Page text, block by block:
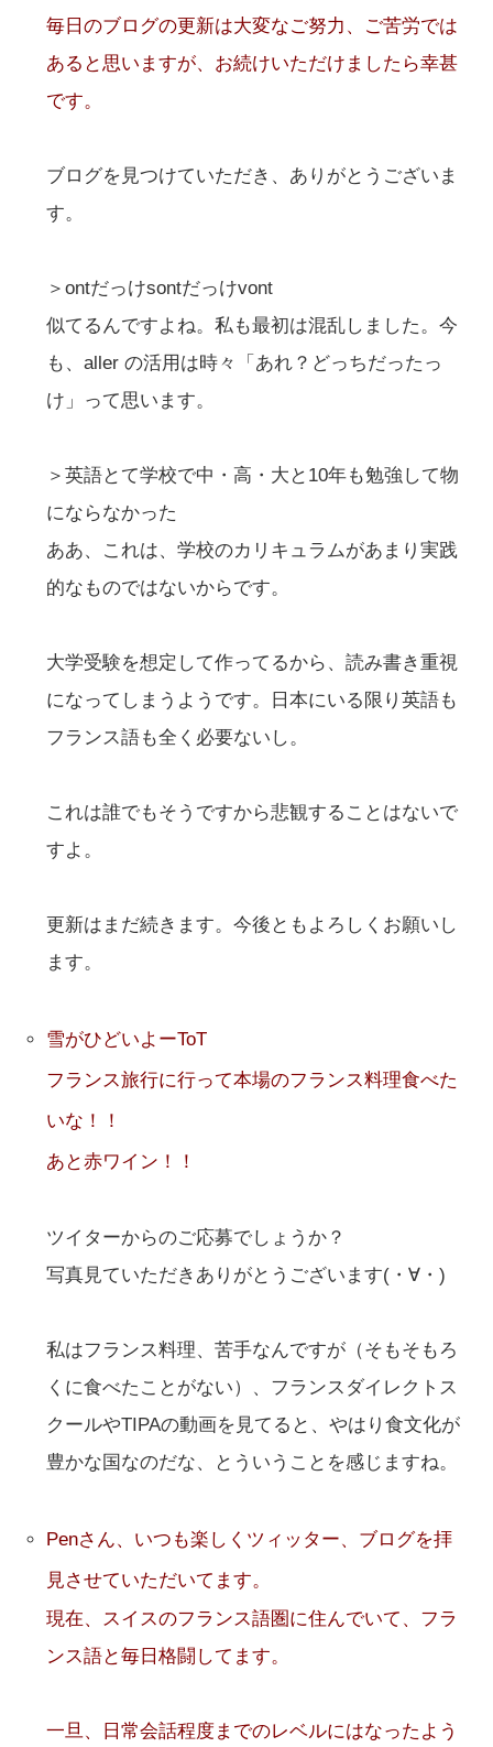
毎日のブログの更新は大変なご努力、ご苦労では
あると思いますが、お続けいただけましたら幸甚
です。
ブログを見つけていただき、ありがとうございま
す。
＞ontだっけsontだっけvont
似てるんですよね。私も最初は混乱しました。今
も、aller の活用は時々「あれ？どっちだったっ
け」って思います。
＞英語とて学校で中・高・大と10年も勉強して物
にならなかった
ああ、これは、学校のカリキュラムがあまり実践
的なものではないからです。
大学受験を想定して作ってるから、読み書き重視
になってしまうようです。日本にいる限り英語も
フランス語も全く必要ないし。
これは誰でもそうですから悲観することはないで
すよ。
更新はまだ続きます。今後ともよろしくお願いし
ます。
雪がひどいよーToT
フランス旅行に行って本場のフランス料理食べた
いな！！
あと赤ワイン！！
ツイターからのご応募でしょうか？
写真見ていただきありがとうございます(・∀・)
私はフランス料理、苦手なんですが（そもそもろ
くに食べたことがない）、フランスダイレクトス
クールやTIPAの動画を見てると、やはり食文化が
豊かな国なのだな、とういうことを感じますね。
Penさん、いつも楽しくツィッター、ブログを拝
見させていただいてます。
現在、スイスのフランス語圏に住んでいて、フラ
ンス語と毎日格闘してます。
一旦、日常会話程度までのレベルにはなったよう